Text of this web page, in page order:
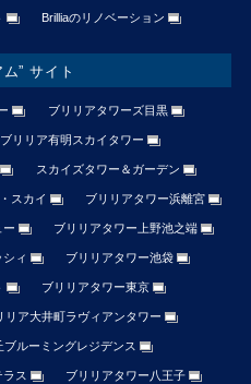
Brilliaのリノベーション
” サイト
ブリリアタワーズ目黒
ブリリア有明スカイタワー
スカイズタワー＆ガーデン
スカイ ブリリアタワー浜離宮
ー ブリリアタワー上野池之端
ィ ブリリアタワー池袋
ブリリアタワー東京
リア大井町ラヴィアンタワー
ルーミングレジデンス
ス ブリリアタワー八王子